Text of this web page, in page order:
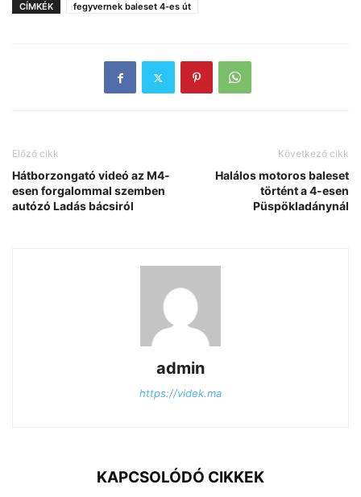
CÍMKÉK fegyvernek baleset 4-es út
Előző cikk
Hátborzongató videó az M4-
esen forgalommal szemben
autózó Ladás bácsiról
Következő cikk
Halálos motoros baleset
történt a 4-esen
Püspökladánynál
admin
https://videk.ma
KAPCSOLÓDÓ CIKKEK